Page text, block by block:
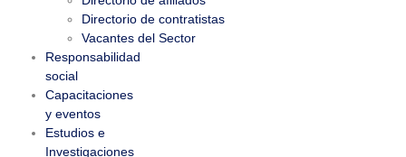
Directorio de contratistas
Vacantes del Sector
Responsabilidad
social
Capacitaciones
y eventos
Estudios e
Investigaciones